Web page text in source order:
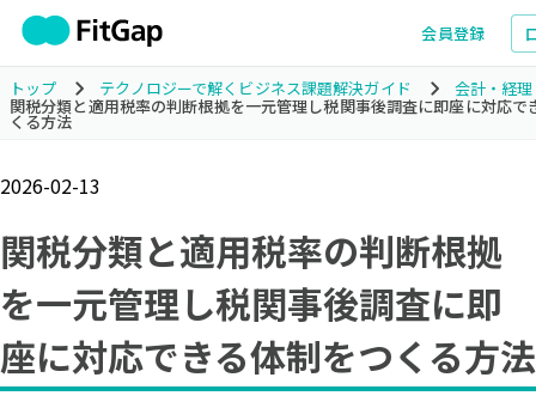
会員登録
トップ テクノロジーで解くビジネス課題解決ガイド
会計・経
関税分類と適用税率の判断根拠を一元管理し税関事後調査に即座に対応で
くる方法
2026-02-13
関税分類と適用税率の判断根拠
を一元管理し税関事後調査に即
座に対応できる体制をつくる方法